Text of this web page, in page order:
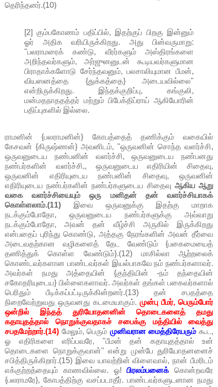
தெரிந்தனர்.(10)
[2] கும்பகோணம் பதிப்பில், இதற்குப் பிறகு இன்னும்
ஓர் அதிக வரியிருக்கிறது. அது பின்வருமாறு:
"பலராமரைக் கண்டு, வீரர்களும் அஸ்திரங்களை
அறிந்தவர்களும், அர்ஜுனனுடன் கூடியவர்களுமான
பிராதாக்களோடு சேர்ந்தவனும், பலசாலியுமான பீமன்,
வியஸனத்தை {துக்கத்தை} அடையவில்லை"
என்றிருக்கிறது. இந்தக்குறிப்பு, கங்குலி,
மன்மதநாததத்தர் மற்றும் பிபேக்திப்ராய் ஆகியோரின்
பதிப்புகளில் இல்லை.
ராமனின் {பலராமனின்} கோபத்தைத் தணிக்கும் வகையில்
கேசவன் {கிருஷ்ணன்} அவனிடம், "ஒருவனின் சொந்த வளர்ச்சி,
ஒருவனுடைய நண்பனின் வளர்ச்சி, ஒருவனுடைய நண்பனது
நண்பர்களின் வளர்ச்சி,, ஒருவனுடைய எதிரியின் சிதைவு,
ஒருவனின் எதிரியுடைய நண்பனின் சிதைவு, ஒருவனின்
எதிரியுடைய நண்பர்களின் நண்பர்களுடைய சிதைவு ஆகிய ஆறு
வகை வளர்ச்சியையும் ஒரு மனிதன் தன் வளர்ச்சியாகக்
கொள்ளலாம்.(11) இவை ஒருவனுக்கு இதற்கு மாறாக
நடக்கும்போதோ, ஒருவனுடைய நண்பர்களுக்கு அவ்வாறு
நடக்கும்போதோ, அவன் தன் வீழ்ச்சி அருகில் இருக்கிறது
என்பதைப் புரிந்து கொண்டு, அத்தகு நேரங்களின் அவன் தீர்வை
அடைவதற்கான வழிகளைத் தேட வேண்டும் {பகைமையைத்
தணித்துக் கொள்ள வேண்டும்}.(12) மாசில்லா ஆற்றலைக்
கொண்டவர்களான பாண்டவர்கள் இயல்பாகவே நம் நண்பர்களாவர்.
அவர்கள் நமது அத்தையின் {குந்தியின் -நம் தந்தையின்
சகோதரியுடைய} பிள்ளைகளாவர். அவர்கள் தங்கள் பகைவர்களால்
பெரிதும் பீடிக்கப்பட்டிருக்கின்றனர்.(13) தன் சபதத்தை
நிறைவேற்றுவது ஒருவனது கடமையாகும். முன்பு பீமர், பெரும்போர்
ஒன்றில் இந்தத் துரியோதனனின் தொடைகளைத் தமது
கதாயுதத்தால் நொறுக்குவதாகச் சபைக்கு மத்தியில் வைத்து
சபதமேற்றார்.(14) மேலும், பெரும் முனிவரான மைத்திரேயரும் கூட,
ஓ எதிரிகளை எரிப்பவரே, "பீமன் தன் கதாயுதத்தால் உன்
தொடைகளை நொறுக்குவான்" என்று முன்பே துரியோதனனைச்
சபித்திருக்கிறார்.(15) இவை யாவற்றின் விளைவால், நான் பீமரிடம்
எக்குற்றத்தையும் காணவில்லை. ஓ!பிரலம்பனைக் கொன்றவரே
{பலராமரே}, கோபத்திற்கு வசப்படாதீர். பாண்டவர்களுடனான நமது